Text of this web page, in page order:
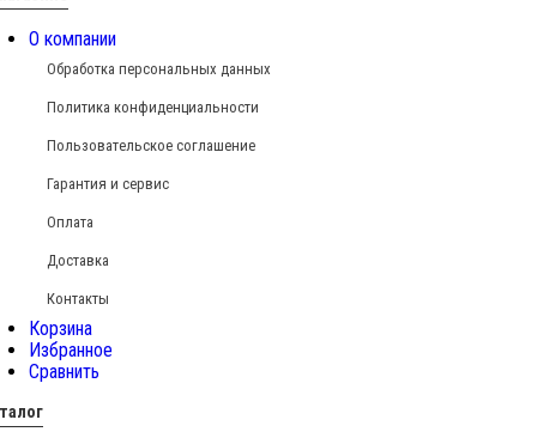
О компании
Обработка персональных данных
Политика конфиденциальности
Пользовательское соглашение
Гарантия и сервис
Оплата
Доставка
Контакты
Корзина
Избранное
Сравнить